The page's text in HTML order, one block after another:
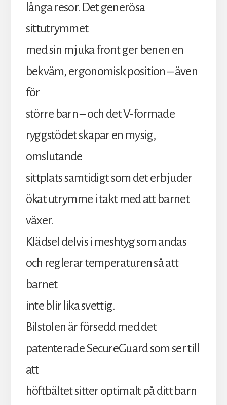
långa resor. Det generösa
sittutrymmet
med sin mjuka front ger benen en
bekväm, ergonomisk position – även
för
större barn – och det V-formade
ryggstödet skapar en mysig,
omslutande
sittplats samtidigt som det erbjuder
ökat utrymme i takt med att barnet
växer.
Klädsel delvis i meshtyg som andas
och reglerar temperaturen så att
barnet
inte blir lika svettig.
Bilstolen är försedd med det
patenterade SecureGuard som ser till
att
höftbältet sitter optimalt på ditt barn